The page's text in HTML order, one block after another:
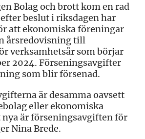
Bolag och brott kom en rad
beslut i riksdagen har
att ekonomiska föreningar
årsredovisning till
verksamhetsår som börjar
2024. Förseningsavgifter
som blir försenad.
är desamma oavsett
eller ekonomiska
är förseningsavgiften för
Nina Brede.